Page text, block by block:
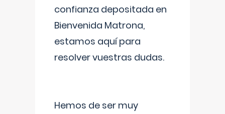
confianza depositada en
Bienvenida Matrona,
estamos aquí para
resolver vuestras dudas.
Hemos de ser muy